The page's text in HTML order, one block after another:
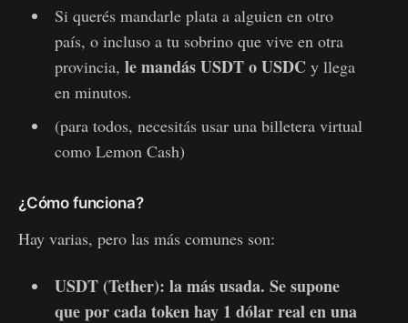
Si querés mandarle plata a alguien en otro
país, o incluso a tu sobrino que vive en otra
provincia, le mandás USDT o USDC y llega
en minutos.
(para todos, necesitás usar una billetera virtual
como Lemon Cash)
¿Cómo funciona?
Hay varias, pero las más comunes son:
USDT (Tether): la más usada. Se supone
que por cada token hay 1 dólar real en una